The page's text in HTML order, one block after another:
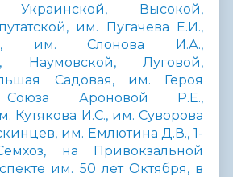
Украинской, Высокой,
им. Пугачева Е.И.,
им. Слонова И.А.,
Наумовской, Луговой,
Садовая, им. Героя
Союза Ароновой Р.Е.,
Кутякова И.С., им. Суворова
им. Емлютина Д.В., 1-
на Привокзальной
им. 50 лет Октября, в